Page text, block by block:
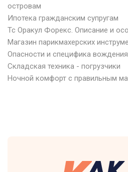
островам
Ипотека гражданским супругам
Тс Оракул Форекс. Описание и
Магазин парикмахерских
Опасности и специфика
Складская техника - погрузчики
Ночной комфорт с правильным